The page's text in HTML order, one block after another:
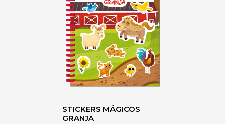
STICKERS MÁGICOS
GRANJA